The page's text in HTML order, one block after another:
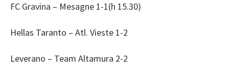
FC Gravina – Mesagne 1-1(h 15.30)
Hellas Taranto – Atl. Vieste 1-2
Leverano – Team Altamura 2-2